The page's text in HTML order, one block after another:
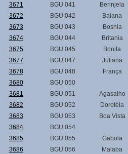
3671
BGU 041
Berinjela
3672
BGU 042
Baiana
3673
BGU 043
Bosnia
3674
BGU 044
Britania
3675
BGU 045
Bonita
3677
BGU 047
Juliana
3678
BGU 048
França
3680
BGU 050
3681
BGU 051
Agasalho
3682
BGU 052
Dorotéia
3683
BGU 053
Boa Vista
3684
BGU 054
3685
BGU 055
Gabola
3686
BGU 056
Malaba